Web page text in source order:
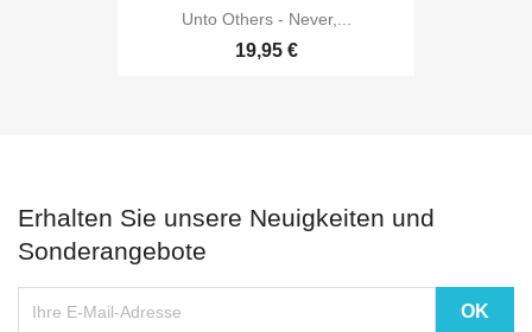
Unto Others - Never,...
19,95 €
Erhalten Sie unsere Neuigkeiten und
Sonderangebote